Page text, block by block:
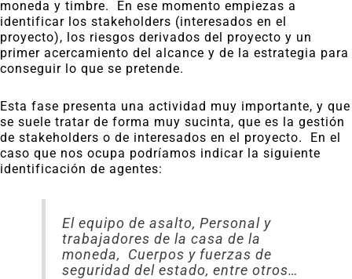
moneda y timbre. En ese momento empiezas a
identificar los stakeholders (interesados en el
proyecto), los riesgos derivados del proyecto y un
primer acercamiento del alcance y de la estrategia para
conseguir lo que se pretende.
Esta fase presenta una actividad muy importante, y que
se suele tratar de forma muy sucinta, que es la gestión
de stakeholders o de interesados en el proyecto. En el
caso que nos ocupa podríamos indicar la siguiente
identificación de agentes:
El equipo de asalto, Personal y
trabajadores de la casa de la
moneda, Cuerpos y fuerzas de
seguridad del estado, entre otros…